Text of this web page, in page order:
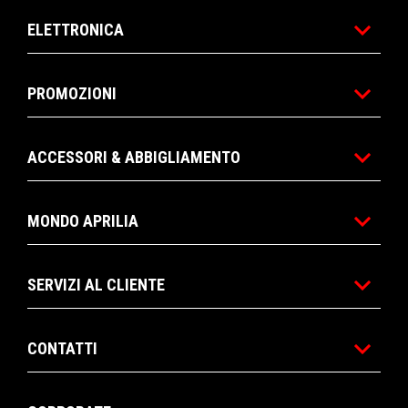
ELETTRONICA
PROMOZIONI
ACCESSORI & ABBIGLIAMENTO
MONDO APRILIA
SERVIZI AL CLIENTE
CONTATTI